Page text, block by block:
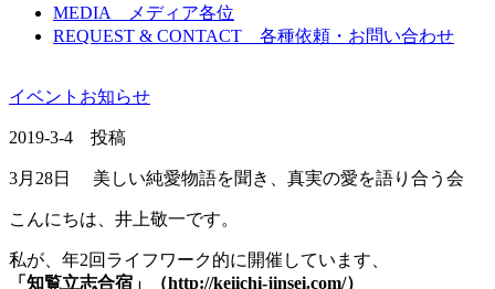
MEDIA
メディア各位
REQUEST & CONTACT 各種依頼・お問い合わせ
イベント お知らせ
2019-3-4 投稿
3月28日 美しい純愛物語を聞き、真実の愛を語り合う会
こんにちは、井上敬一です。
私が、年2回ライフワーク的に開催しています、
「知覧立志合宿」（http://keiichi-jinsei.com/）